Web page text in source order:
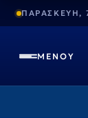
ΠΑΡΑΣΚΕΥΗ,
ΜΕΝΟΥ